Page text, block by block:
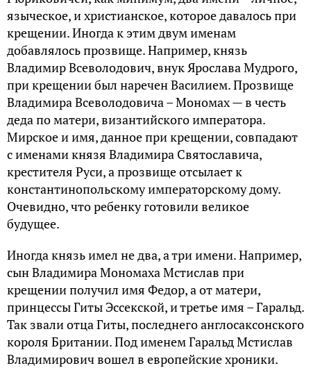
языческое, и христианское, которое давалось при
крещении. Иногда к этим двум именам
добавлялось прозвище. Например, князь
Владимир Всеволодович, внук Ярослава Мудрого,
при крещении был наречен Василием. Прозвище
Владимира Всеволодовича – Мономах — в честь
деда по матери, византийского императора.
Мирское и имя, данное при крещении, совпадают
с именами князя Владимира Святославича,
крестителя Руси, а прозвище отсылает к
константинопольскому императорскому дому.
Очевидно, что ребенку готовили великое
будущее.
Иногда князь имел не два, а три имени. Например,
сын Владимира Мономаха Мстислав при
крещении получил имя Федор, а от матери,
принцессы Гиты Эссекской, и третье имя – Гаральд.
Так звали отца Гиты, последнего англосаксонского
короля Британии. Под именем Гаральд Мстислав
Владимирович вошел в европейские хроники.